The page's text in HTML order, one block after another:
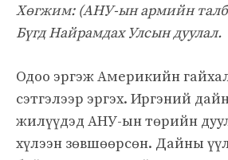
Хөгжим: (АНУ-ын армийн
Бүгд Найрамдах Улсын дуулал.
Одоо эргэж Америкийн
сэтгэлээр эргэх. Иргэний
жилүүдэд АНУ-ын төрийн
хүлээн зөвшөөрсөн. Дайны